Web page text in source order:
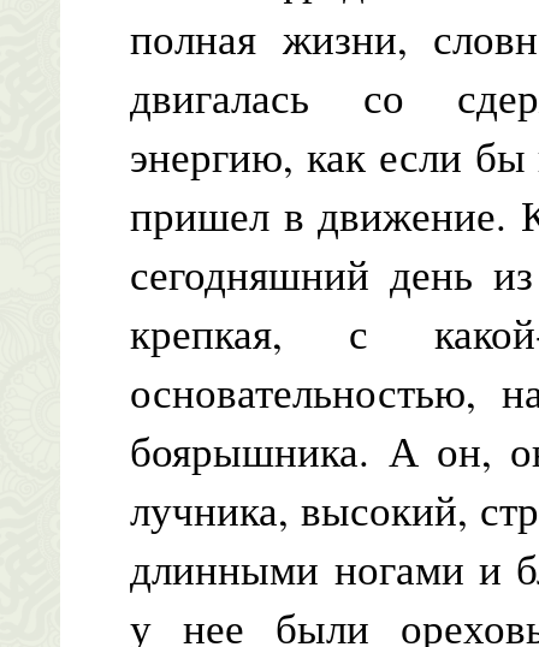
полная жизни,
двигалась со
энергию, как если
пришел в движение.
сегодняшний день
крепкая, с
основательностью,
боярышника. А он,
лучника, высокий,
длинными ногами и
у нее были